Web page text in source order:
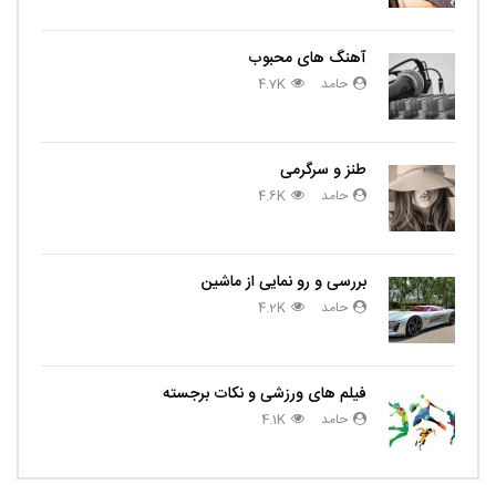
آهنگ های محبوب
حامد 4.7K
طنز و سرگرمی
حامد 4.6K
بررسی و رو نمایی از ماشین
حامد 4.2K
فیلم های ورزشی و نکات برجسته
حامد 4.1K